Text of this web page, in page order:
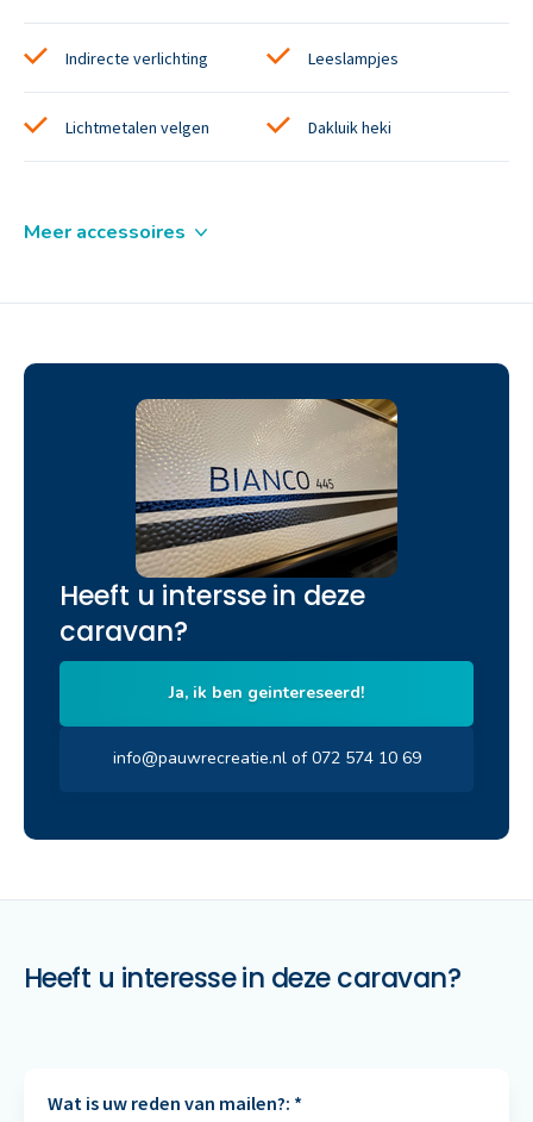
Indirecte verlichting Leeslampjes
Lichtmetalen velgen Dakluik heki
Meer accessoires
Heeft u intersse in deze
caravan?
Ja, ik ben geintereseerd!
info@pauwrecreatie.nl of 072 574 10 69
Heeft u interesse in deze caravan?
Wat is uw reden van mailen?: *